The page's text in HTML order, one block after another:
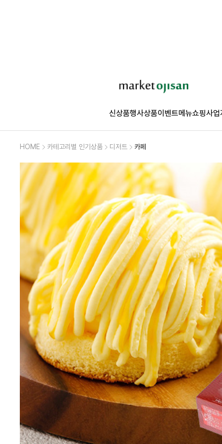
신상품행사상품이벤트메뉴쇼핑사업
HOME 카테고리별 인기상품 디저트 카페